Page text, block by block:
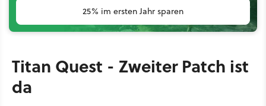
25% im ersten Jahr sparen
Titan Quest - Zweiter Patch ist
da